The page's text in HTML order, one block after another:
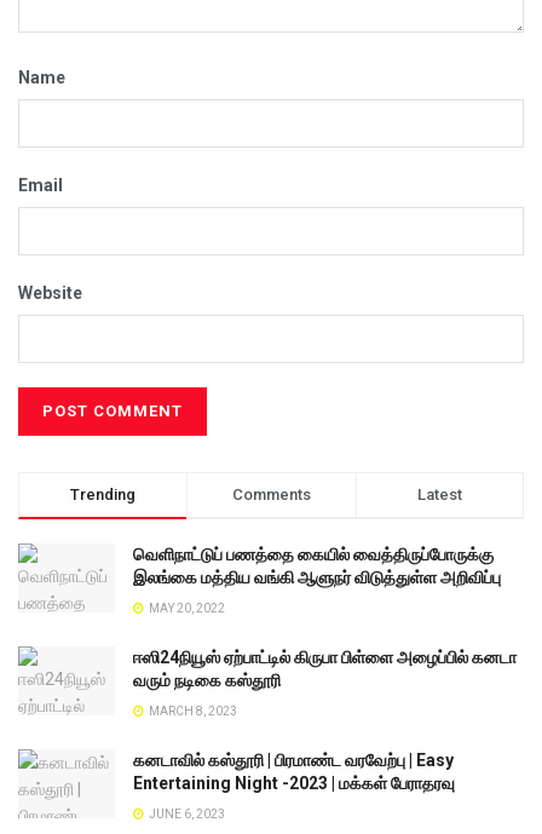
Name
Email
Website
Trending Comments Latest
வெளிநாட்டுப் பணத்தை கையில் வைத்திருப்போருக்கு
இலங்கை மத்திய வங்கி ஆளுநர் விடுத்துள்ள அறிவிப்பு
MAY 20, 2022
ஈஸி24நியூஸ் ஏற்பாட்டில் கிருபா பிள்ளை அழைப்பில் கனடா
வரும் நடிகை கஸ்தூரி
MARCH 8, 2023
கனடாவில் கஸ்தூரி | பிரமாண்ட வரவேற்பு | Easy
Entertaining Night -2023 | மக்கள் பேராதரவு
JUNE 6, 2023